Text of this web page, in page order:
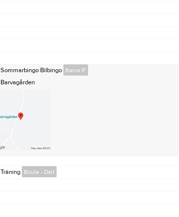
Sommarbingo Bilbingo Barva IF
Barvagården
Träning Boule - Dart